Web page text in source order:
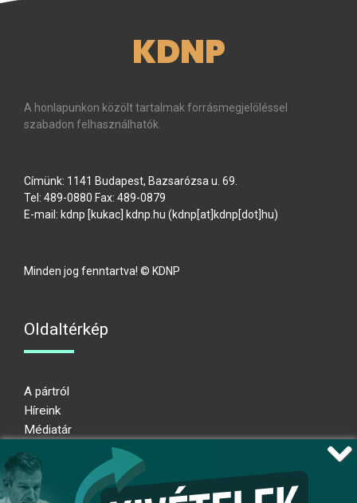
KDNP
A honlapunkon közölt tartalmak forrásmegjelöléssel
szabadon felhasználhatók.
Címünk: 1141 Budapest, Bazsarózsa u. 69.
Tel: 489-0880 Fax: 489-0879
E-mail: kdnp [kukac] kdnp.hu (kdnp[at]kdnp[dot]hu)
Minden jog fenntartva! © KDNP
Oldaltérkép
A pártról
Híreink
Médiatár
Adatkezelési nyilatkozat
Átláthatósági nyilatkozat